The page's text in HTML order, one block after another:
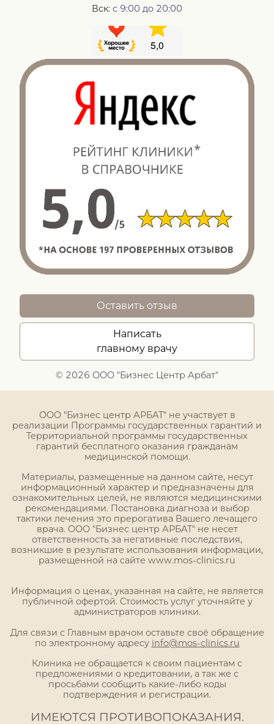
Вск: с 9:00 до 20:00
© 2026 ООО "Бизнес Центр Арбат"
Оставить отзыв
Написать
главному врачу
ООО "Бизнес центр АРБАТ" не участвует в
реализации Программы государственных гарантий и
Территориальной программы государственных
гарантий бесплатного оказания гражданам
медицинской помощи.
Материалы, размещенные на данном сайте, несут
информационный характер и предназначены для
ознакомительных целей, не являются медицинскими
рекомендациями. Постановка диагноза и выбор
тактики лечения это прерогатива Вашего лечащего
врача. ООО "Бизнес центр АРБАТ" не несет
ответственность за негативные последствия,
возникшие в результате использования информации,
размещенной на сайте www.mos-clinics.ru
Информация о ценах, указанная на сайте, не является
публичной офертой. Стоимость услуг уточняйте у
администраторов клиники.
Для связи с Главным врачом оставьте своё обращение
по электронному адресу info@mos-clinics.ru
Клиника не обращается к своим пациентам с
предложениями о кредитовании, а так же с
просьбами сообщить какие-либо коды
подтверждения и регистрации.
ИМЕЮТСЯ ПРОТИВОПОКАЗАНИЯ.